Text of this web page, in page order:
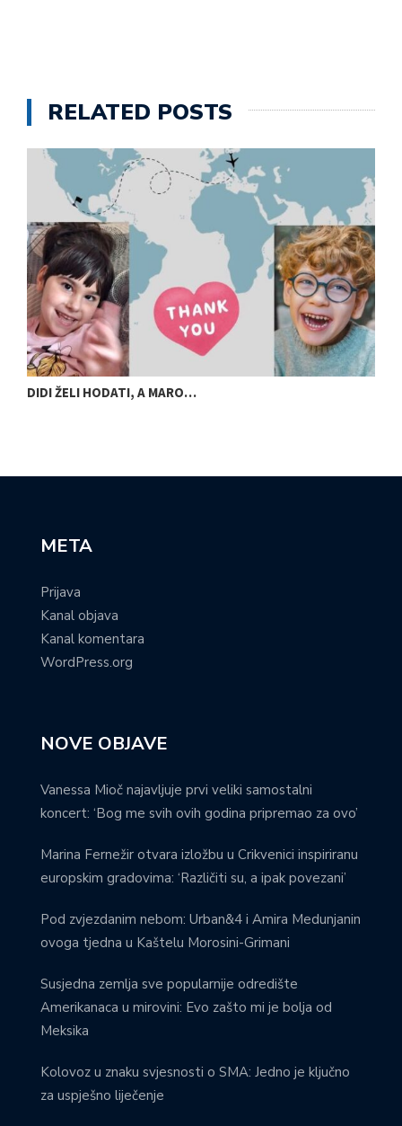
RELATED POSTS
DIDI ŽELI HODATI, A MARO…
META
Prijava
Kanal objava
Kanal komentara
WordPress.org
NOVE OBJAVE
Vanessa Mioč najavljuje prvi veliki samostalni
koncert: ‘Bog me svih ovih godina pripremao za ovo’
Marina Fernežir otvara izložbu u Crikvenici inspiriranu
europskim gradovima: ‘Različiti su, a ipak povezani’
Pod zvjezdanim nebom: Urban&4 i Amira Medunjanin
ovoga tjedna u Kaštelu Morosini-Grimani
Susjedna zemlja sve popularnije odredište
Amerikanaca u mirovini: Evo zašto mi je bolja od
Meksika
Kolovoz u znaku svjesnosti o SMA: Jedno je ključno
za uspješno liječenje